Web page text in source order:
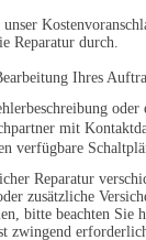
Reparatur durch.
Ihres
mit
verfügbare
Reparatur
zusätzliche
bitte beachten Sie
zwingend